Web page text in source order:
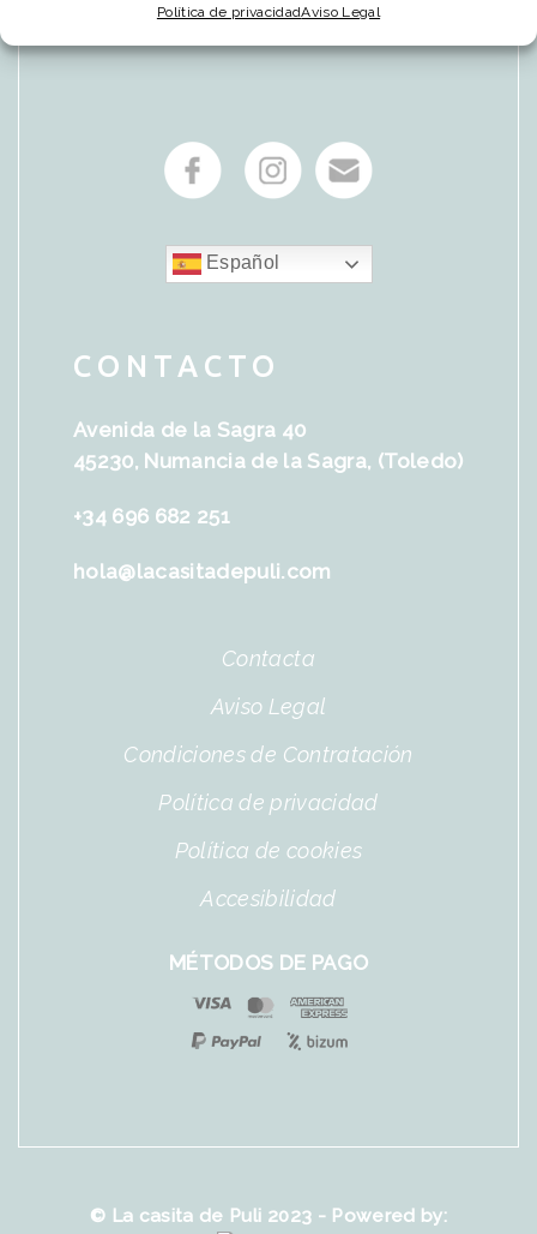
Política de privacidadAviso Legal
Español
CONTACTO
Avenida de la Sagra 40
45230, Numancia de la Sagra, (Toledo)
+34 696 682 251
hola@lacasitadepuli.com
Contacta
Aviso Legal
Condiciones de Contratación
Política de privacidad
Política de cookies
Accesibilidad
MÉTODOS DE PAGO
© La casita de Puli 2023 - Powered by: